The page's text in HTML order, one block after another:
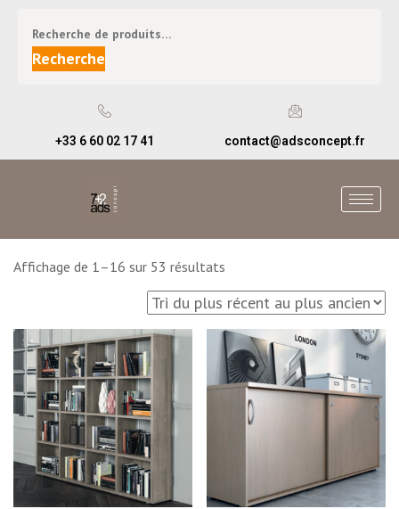
Recherche
+33 6 60 02 17 41 contact@adsconcept.fr
Affichage de 1–16 sur 53 résultats